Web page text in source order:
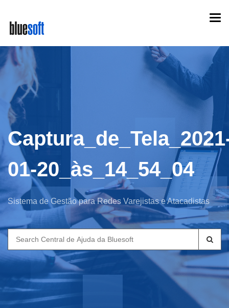
main
content
01-20_às_14_54_04
Sistema de Gestão para Redes Varejistas e Atacadistas
Search
for: